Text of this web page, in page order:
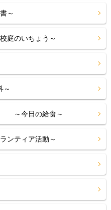
～
のいちょう～
～今日の給食～
ティア活動～